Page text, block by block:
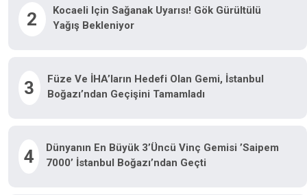
2
Kocaeli Için Sağanak Uyarısı! Gök Gürültülü
Yağış Bekleniyor
3
Füze Ve İHA’ların Hedefi Olan Gemi, İstanbul
Boğazı’ndan Geçişini Tamamladı
4
Dünyanın En Büyük 3’üncü Vinç Gemisi ’Saipem
7000’ İstanbul Boğazı’ndan Geçti